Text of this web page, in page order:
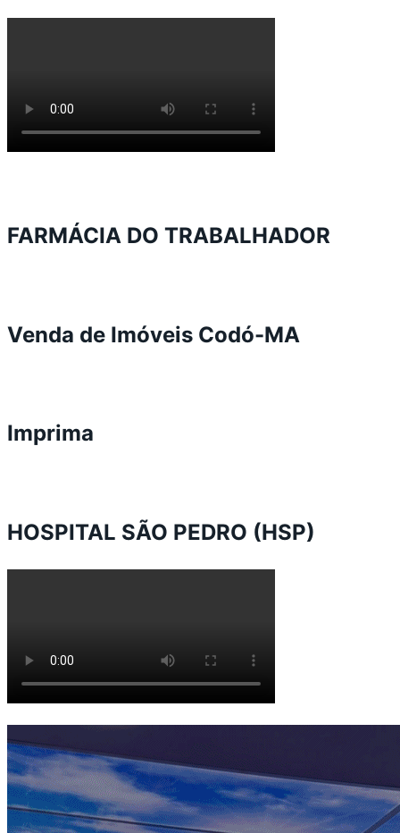
FARMÁCIA DO TRABALHADOR
Venda de Imóveis Codó-MA
Imprima
HOSPITAL SÃO PEDRO (HSP)